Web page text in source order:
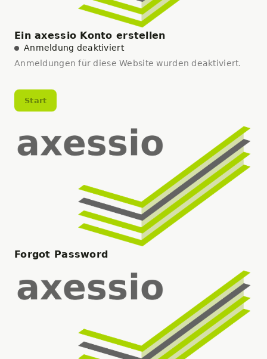
Ein axessio Konto erstellen
Anmeldung deaktiviert
Anmeldungen für diese Website wurden deaktiviert.
Start
Forgot Password